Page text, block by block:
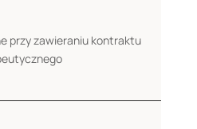
przy zawieraniu kontraktu